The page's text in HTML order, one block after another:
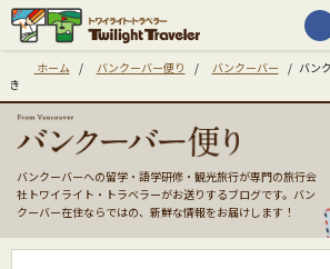
ホーム / バンクーバー便り / バンクーバー / バン
き
バンクーバーへの留学・語学研修・観光旅行が専門の旅行会
社トワイライト・トラベラーがお送りするブログです。バン
クーバー在住ならではの、新鮮な情報をお届けします！